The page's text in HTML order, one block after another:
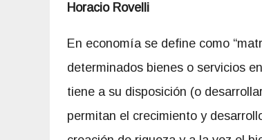
Horacio Rovelli
En economía se define como
determinados bienes o servicios
tiene a su disposición (o
permitan el crecimiento y